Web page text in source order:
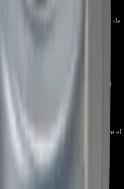
o hace ruidos inusuales,
en la placa indoor o falta de
después del cambio?
Tras instalar, asegure el
no roce la carcasa y realice una
en lugar del EAU62064602?
y el conector están calibrados para el
N indicado por LG para evitar
al motor?